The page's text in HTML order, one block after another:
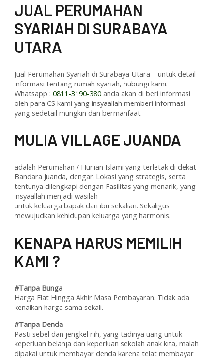
JUAL PERUMAHAN
SYARIAH DI SURABAYA
UTARA
Jual Perumahan Syariah di Surabaya Utara – untuk detail
informasi tentang rumah syariah, hubungi kami.
Whatsapp :0811-3190-380 anda akan di beri informasi
oleh para CS kami yang insyaallah memberi informasi
yang sedetail mungkin dan bermanfaat.
MULIA VILLAGE JUANDA
adalah Perumahan / Hunian Islami yang terletak di dekat
Bandara Juanda, dengan Lokasi yang strategis, serta
tentunya dilengkapi dengan Fasilitas yang menarik, yang
insyaallah menjadi wasilah
untuk keluarga bapak dan ibu sekalian. Sekaligus
mewujudkan kehidupan keluarga yang harmonis.
KENAPA HARUS MEMILIH
KAMI ?
#Tanpa Bunga
Harga Flat Hingga Akhir Masa Pembayaran. Tidak ada
kenaikan harga sama sekali.
#Tanpa Denda
Pasti sebel dan jengkel nih, yang tadinya uang untuk
keperluan belanja dan keperluan sekolah anak kita, malah
dipakai untuk membayar denda karena telat membayar